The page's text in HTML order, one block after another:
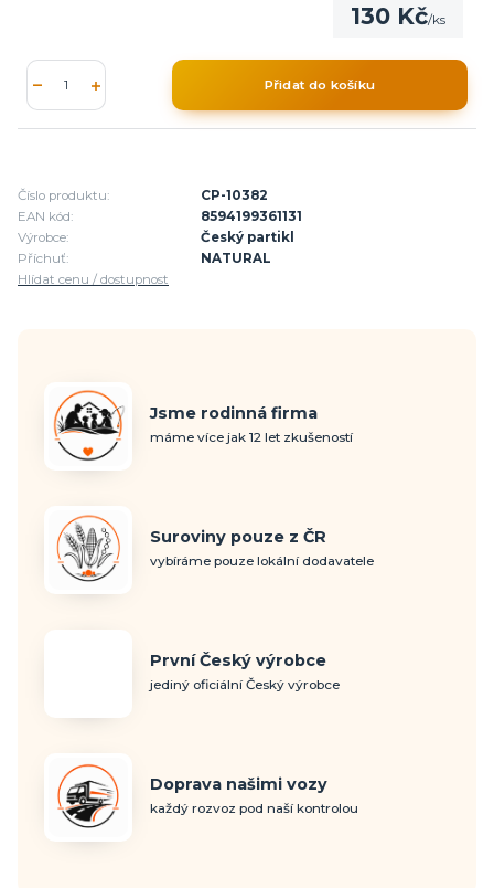
130 Kč/ks
Přidat do košíku
Číslo produktu:
CP-10382
EAN kód:
8594199361131
Výrobce:
Český partikl
Příchuť:
NATURAL
Hlídat cenu / dostupnost
Jsme rodinná firma
máme více jak 12 let zkušeností
Suroviny pouze z ČR
vybíráme pouze lokální dodavatele
První Český výrobce
jediný oficiální Český výrobce
Doprava našimi vozy
každý rozvoz pod naší kontrolou